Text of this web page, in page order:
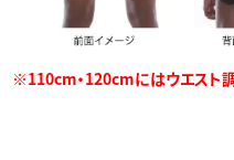
※110cm・120cmにはウエスト調